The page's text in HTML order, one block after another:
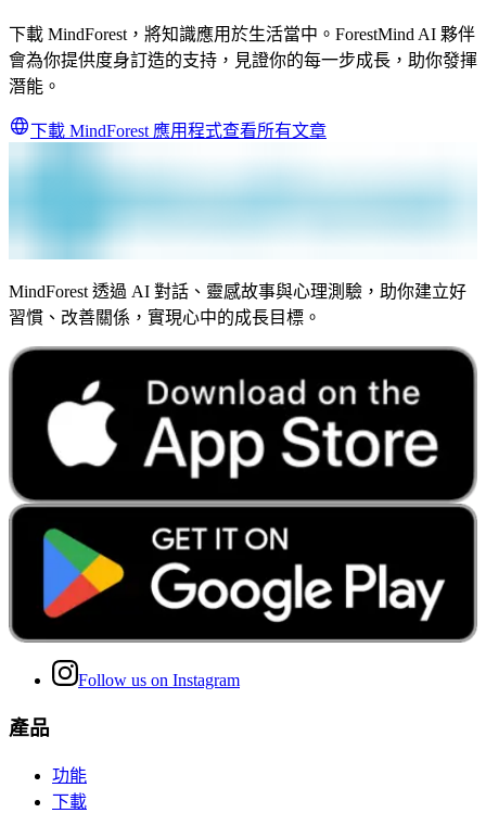
下載 MindForest，將知識應用於生活當中。ForestMind AI 夥伴
會為你提供度身訂造的支持，見證你的每一步成長，助你發揮
潛能。
下載 MindForest 應用程式查看所有文章
MindForest 透過 AI 對話、靈感故事與心理測驗，助你建立好
習慣、改善關係，實現心中的成長目標。
Follow us on Instagram
產品
功能
下載